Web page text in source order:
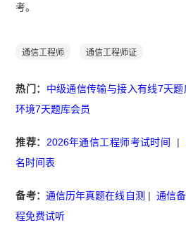
考。
通信工程师 通信工程师证
热门： 中级通信传输与接入有线7天题
环境7天题库会员
推荐： 2026年通信工程师考试时间 |
名时间表
备考： 通信历年真题在线自测 |通信
程免费试听